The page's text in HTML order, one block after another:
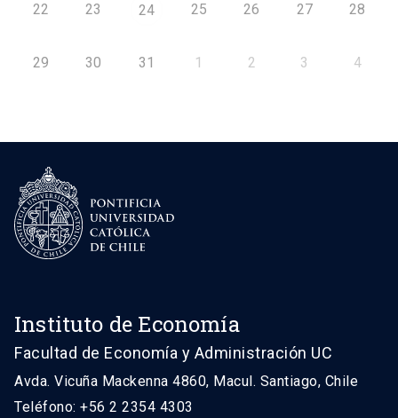
22 23 24 25 26 27 28
29 30 31 1 2 3 4
Instituto de Economía
Facultad de Economía y Administración UC
Avda. Vicuña Mackenna 4860, Macul. Santiago, Chile
Teléfono: +56 2 2354 4303